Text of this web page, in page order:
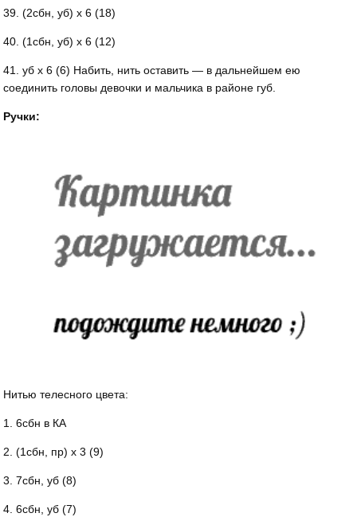
39. (2сбн, уб) х 6 (18)
40. (1сбн, уб) х 6 (12)
41. уб х 6 (6) Набить, нить оставить — в дальнейшем ею
соединить головы девочки и мальчика в районе губ.
Ручки:
Нитью телесного цвета:
1. 6сбн в КА
2. (1сбн, пр) х 3 (9)
3. 7сбн, уб (8)
4. 6сбн, уб (7)